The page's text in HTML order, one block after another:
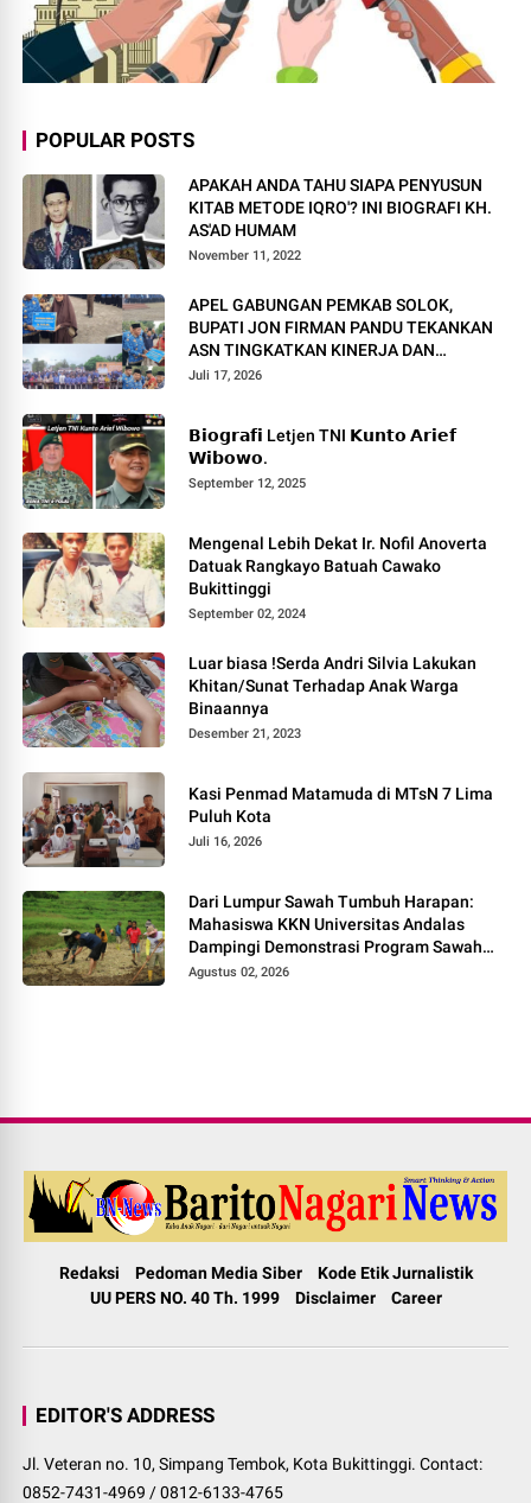
POPULAR POSTS
APAKAH ANDA TAHU SIAPA PENYUSUN
KITAB METODE IQRO'? INI BIOGRAFI KH.
AS'AD HUMAM
November 11, 2022
APEL GABUNGAN PEMKAB SOLOK,
BUPATI JON FIRMAN PANDU TEKANKAN
ASN TINGKATKAN KINERJA DAN
PELAYANAN MASYARAKAT.
Juli 17, 2026
𝗕𝗶𝗼𝗴𝗿𝗮𝗳𝗶 Letjen TNI 𝗞𝘂𝗻𝘁𝗼 𝗔𝗿𝗶𝗲𝗳
𝗪𝗶𝗯𝗼𝘄𝗼.
September 12, 2025
Mengenal Lebih Dekat Ir. Nofil Anoverta
Datuak Rangkayo Batuah Cawako
Bukittinggi
September 02, 2024
Luar biasa !Serda Andri Silvia Lakukan
Khitan/Sunat Terhadap Anak Warga
Binaannya
Desember 21, 2023
Kasi Penmad Matamuda di MTsN 7 Lima
Puluh Kota
Juli 16, 2026
Dari Lumpur Sawah Tumbuh Harapan:
Mahasiswa KKN Universitas Andalas
Dampingi Demonstrasi Program Sawah
Pokok Murah di Jorong Bayua
Agustus 02, 2026
Redaksi Pedoman Media Siber
Kode Etik Jurnalistik
UU PERS NO. 40 Th. 1999
Disclaimer Career
EDITOR'S ADDRESS
Jl. Veteran no. 10, Simpang Tembok, Kota Bukittinggi. Contact:
0852-7431-4969 / 0812-6133-4765